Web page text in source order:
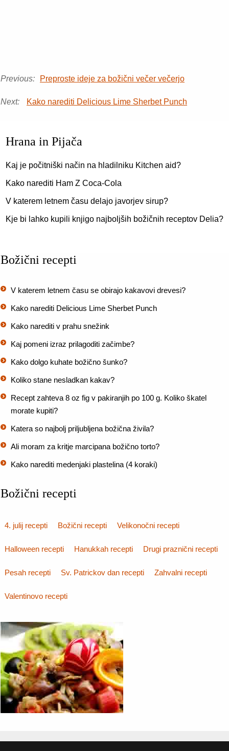
Previous: Preproste ideje za božični večer večerjo
Next: Kako narediti Delicious Lime Sherbet Punch
Hrana in Pijača
Kaj je počitniški način na hladilniku Kitchen aid?
Kako narediti Ham Z Coca-Cola
V katerem letnem času delajo javorjev sirup?
Kje bi lahko kupili knjigo najboljših božičnih receptov Delia?
Božični recepti
V katerem letnem času se obirajo kakavovi drevesi?
Kako narediti Delicious Lime Sherbet Punch
Kako narediti v prahu snežink
Kaj pomeni izraz prilagoditi začimbe?
Kako dolgo kuhate božično šunko?
Koliko stane nesladkan kakav?
Recept zahteva 8 oz fig v pakiranjih po 100 g. Koliko škatel
morate kupiti?
Katera so najbolj priljubljena božična živila?
Ali moram za kritje marcipana božično torto?
Kako narediti medenjaki plastelina (4 koraki)
Božični recepti
4. julij recepti Božični recepti Velikonočni recepti
Halloween recepti Hanukkah recepti Drugi praznični recepti
Pesah recepti Sv. Patrickov dan recepti Zahvalni recepti
Valentinovo recepti